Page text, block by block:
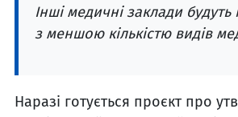
Інші медичні заклади
з меншою кількістю видів
Наразі готується проєкт про